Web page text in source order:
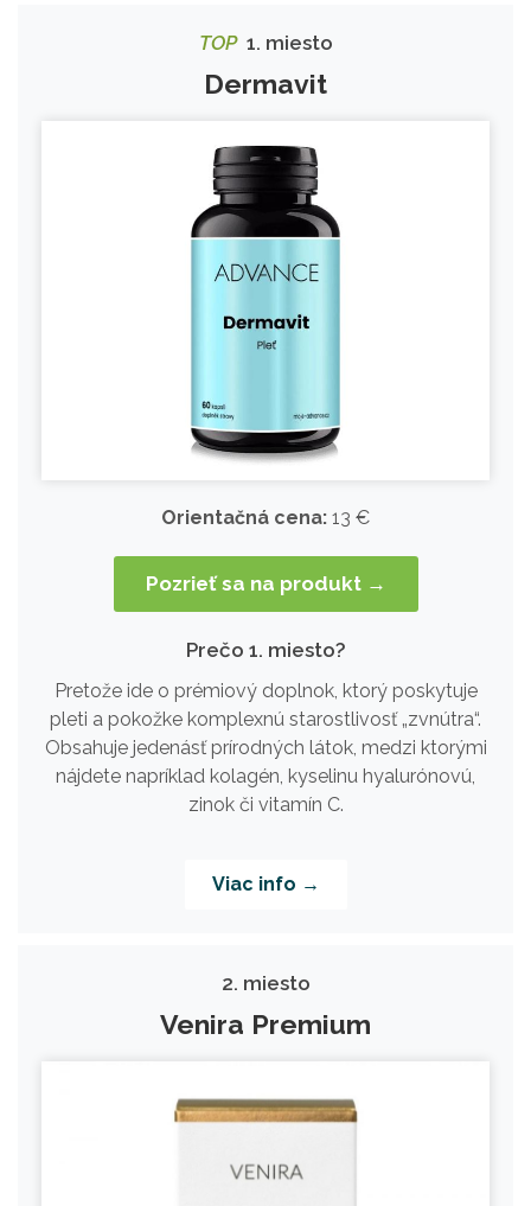
TOP1. miesto
Dermavit
Orientačná cena: 13 €
Pozrieť sa na produkt →
Prečo 1. miesto?
Pretože ide o prémiový doplnok, ktorý poskytuje
pleti a pokožke komplexnú starostlivosť „zvnútra“.
Obsahuje jedenásť prírodných látok, medzi ktorými
nájdete napríklad kolagén, kyselinu hyalurónovú,
zinok či vitamín C.
Viac info →
2. miesto
Venira Premium